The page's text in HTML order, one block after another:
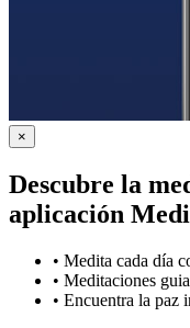
×
Descubre la
aplicación
• Medita cada día
• Meditaciones
• Encuentra la paz